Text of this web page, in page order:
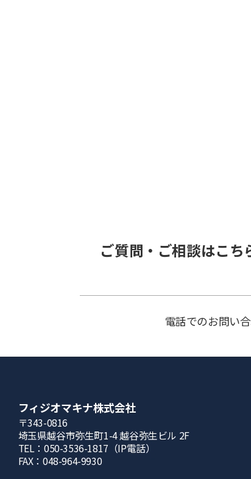
ご質問・ご相談はこ
電話でのお問い
フィジオマキナ株式会社
〒343-0816
埼⽟県越⾕市弥⽣町1-4 越⾕弥⽣ビル 2F
TEL：050-3536-1817（IP電話）
FAX：048-964-9930